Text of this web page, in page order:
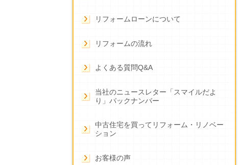
リフォームローンについて
リフォームの流れ
よくある質問Q&A
当社のニュースレター「スマイルだよ
り」バックナンバー
中古住宅を買ってリフォーム・リノベー
ション
お客様の声